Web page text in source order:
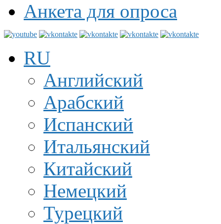
Анкета для опроса
RU
Английский
Арабский
Испанский
Итальянский
Китайский
Немецкий
Турецкий